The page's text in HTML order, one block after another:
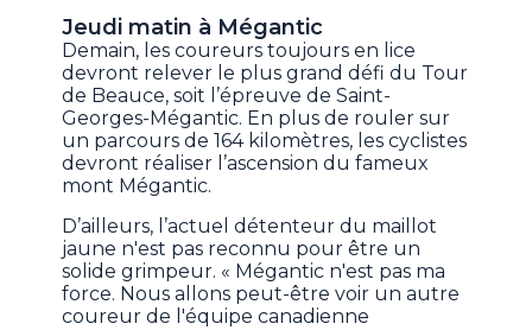
Jeudi matin à Mégantic
Demain, les coureurs toujours en lice
devront relever le plus grand défi du Tour
de Beauce, soit l’épreuve de Saint-
Georges-Mégantic. En plus de rouler sur
un parcours de 164 kilomètres, les cyclistes
devront réaliser l’ascension du fameux
mont Mégantic.
D’ailleurs, l’actuel détenteur du maillot
jaune n'est pas reconnu pour être un
solide grimpeur. « Mégantic n'est pas ma
force. Nous allons peut-être voir un autre
coureur de l'équipe canadienne